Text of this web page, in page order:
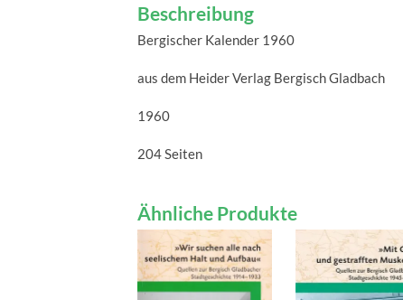
Beschreibung
Bergischer Kalender 1960
aus dem Heider Verlag Bergisch Gladbach
1960
204 Seiten
Ähnliche Produkte